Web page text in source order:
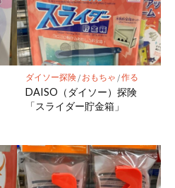
ダイソー探険/ おもちゃ /作る
DAISO（ダイソー）探険
「スライダー貯金箱」